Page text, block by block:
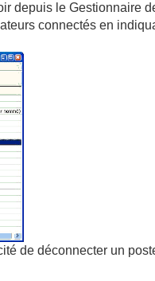
depuis le Gestionnaire
connectés en
de déconnecter un